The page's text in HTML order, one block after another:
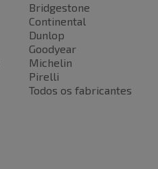
Bridgestone
Continental
Dunlop
Goodyear
Michelin
Pirelli
Todos os fabricantes